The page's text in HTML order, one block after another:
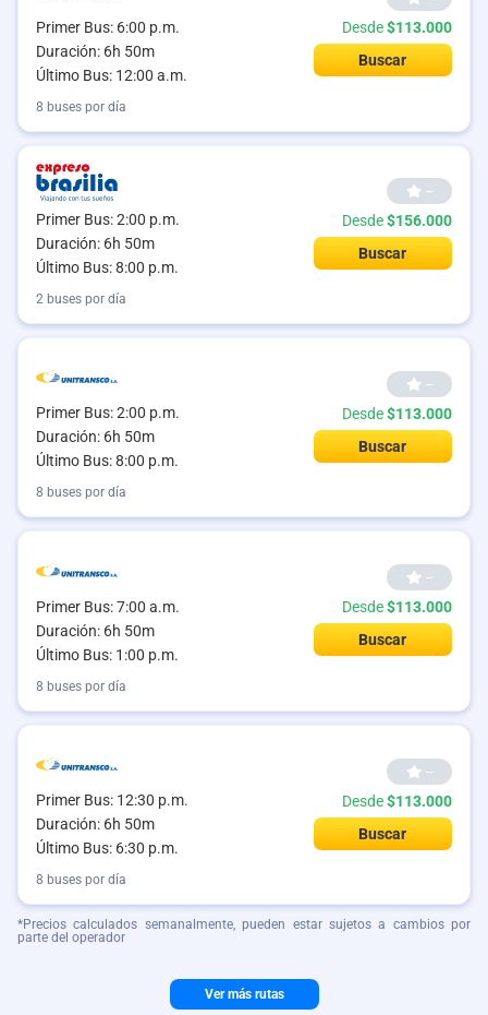
Primer Bus: 6:00 p.m.
Duración: 6h 50m
Último Bus: 12:00 a.m.
Desde$113.000
Buscar
8 buses por día
Primer Bus: 2:00 p.m.
Duración: 6h 50m
Último Bus: 8:00 p.m.
--
Desde$156.000
Buscar
2 buses por día
Primer Bus: 2:00 p.m.
Duración: 6h 50m
Último Bus: 8:00 p.m.
--
Desde$113.000
Buscar
8 buses por día
Primer Bus: 7:00 a.m.
Duración: 6h 50m
Último Bus: 1:00 p.m.
--
Desde$113.000
Buscar
8 buses por día
Primer Bus: 12:30 p.m.
Duración: 6h 50m
Último Bus: 6:30 p.m.
--
Desde$113.000
Buscar
8 buses por día
*Precios calculados semanalmente, pueden estar sujetos a cambios por
parte del operador
Ver más rutas